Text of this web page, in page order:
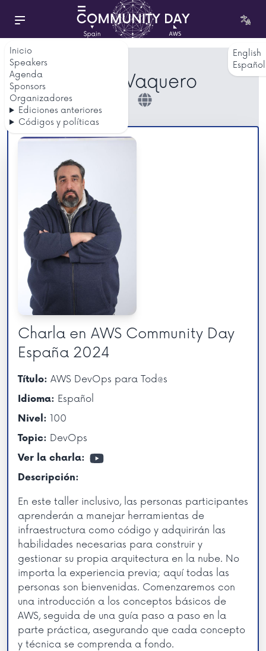
Inicio
Speakers
Agenda
Sponsors
Organizadores
Ediciones anteriores
Códigos y políticas
English
Español
David Vaquero
Charla en AWS Community Day
España 2024
Título: AWS DevOps para Tod@s
Idioma: Español
Nivel: 100
Topic: DevOps
Ver la charla:
Descripción:
En este taller inclusivo, las personas participantes
aprenderán a manejar herramientas de
infraestructura como código y adquirirán las
habilidades necesarias para construir y
gestionar su propia arquitectura en la nube. No
importa la experiencia previa; aquí todas las
personas son bienvenidas. Comenzaremos con
una introducción a los conceptos básicos de
AWS, seguida de una guía paso a paso en la
parte práctica, asegurando que cada concepto
y técnica se comprenda a fondo.